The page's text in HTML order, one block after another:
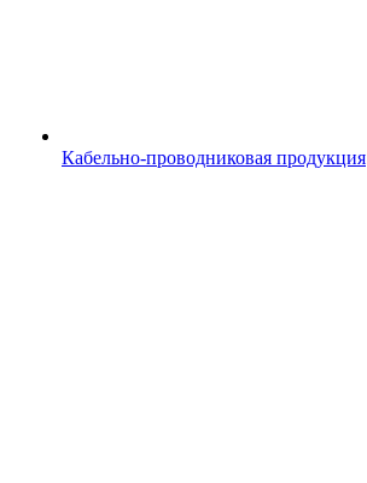
Кабельно-проводниковая продукция